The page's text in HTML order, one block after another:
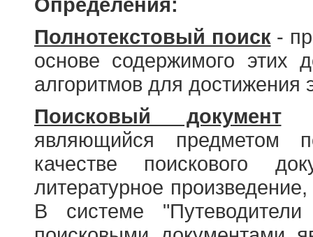
Полнотекстовый поиск-
основе содержимого этих
алгоритмов для достижения
Поисковый документ-
являющийся предметом
качестве поискового
литературное
В системе